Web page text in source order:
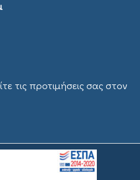
τις προτιμήσεις σας στον